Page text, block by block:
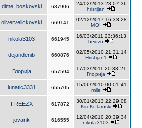
dime_boskovski 687906
24/02/2013 23:07:36
hristijan
olivervelickovski 669141
02/12/2017 16:33:28
MOI
nikola3103 661945
16/03/2011 23:36:13
bedzo
dejandenib 660876
02/05/2010 21:31:14
Hristijan1
Глорија 657594
17/03/2011 20:33:21
Глорија
lunatic3331 655705
15/06/2010 00:01:41
mile
FREEZX 617872
30/01/2013 22:29:08
KireKolaroski
jovank 616555
12/04/2010 20:39:34
nikola3103